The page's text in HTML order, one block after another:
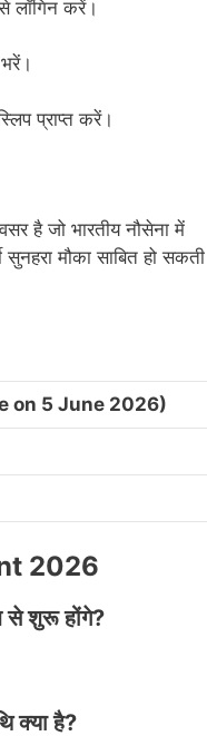
लॉगिन करें।
प्राप्त करें।
है जो भारतीय नौसेना में
सुनहरा मौका साबित हो सकती
on 5 June 2026)
2026
शुरू होंगे?
क्या है?